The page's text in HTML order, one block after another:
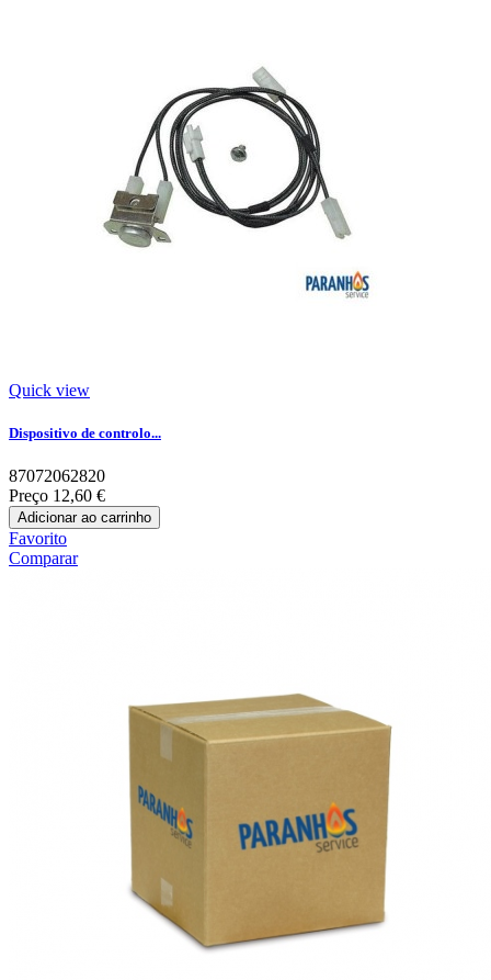
Quick view
Dispositivo de controlo...
87072062820
Preço 12,60 €
Adicionar ao carrinho
Favorito
Comparar